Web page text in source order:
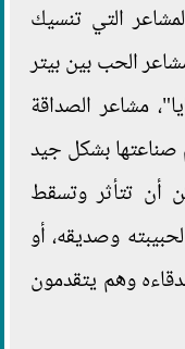
التي تنسيك
الحب بين بيتر
مشاعر الصداقة
صناعتها بشكل جيد
أن تتأثر وتسقط
وصديقه، أو
وهم يتقدمون